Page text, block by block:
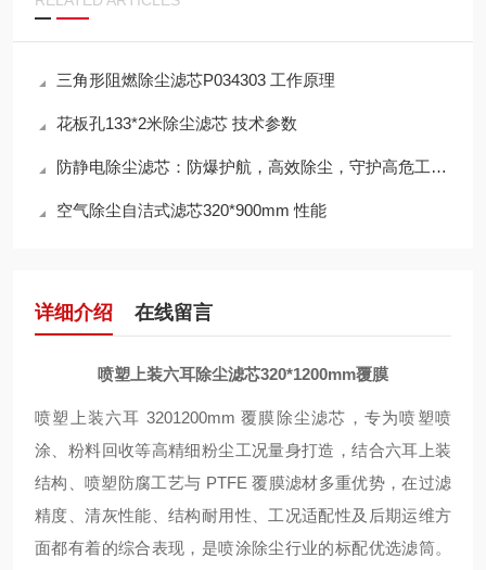
三角形阻燃除尘滤芯P034303 工作原理
花板孔133*2米除尘滤芯 技术参数
防静电除尘滤芯：防爆护航，高效除尘，守护高危工况安全
空气除尘自洁式滤芯320*900mm 性能
详细介绍 在线留言
喷塑上装六耳除尘滤芯320*1200mm覆膜
喷塑上装六耳 3201200mm 覆膜除尘滤芯，专为喷塑喷
涂、粉料回收等高精细粉尘工况量身打造，结合六耳上装
结构、喷塑防腐工艺与 PTFE 覆膜滤材多重优势，在过滤
精度、清灰性能、结构耐用性、工况适配性及后期运维方
面都有着的综合表现，是喷涂除尘行业的标配优选滤筒。